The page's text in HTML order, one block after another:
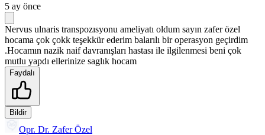
5 ay önce
Nervus ulnaris transpozısyonu ameliyatı oldum sayın zafer özel
hocama çok çokk teşekkür ederim balarılı bir operasyon geçirdim
.Hocamın nazik naif davranışları hastası ile ilgilenmesi beni çok
mutlu yapdı ellerinize saglık hocam
Faydalı
Bildir
Opr. Dr. Zafer Özel